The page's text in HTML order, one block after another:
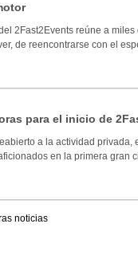
2Fast2Events reúne a
de reencontrarse con el
para el inicio de
a la actividad
en la primera gran
noticias